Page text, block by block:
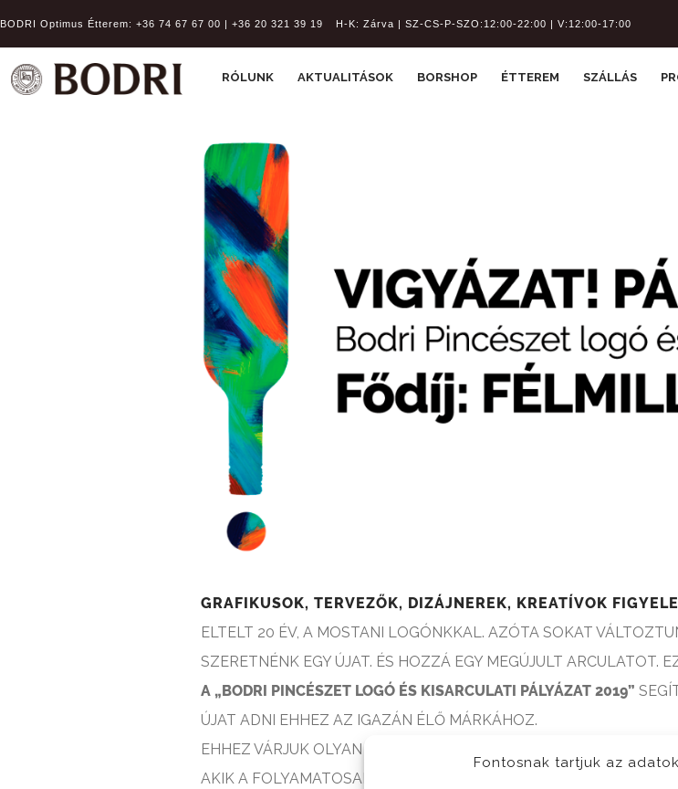
Fontosnak tartjuk az
BODRI Optimus Étterem: +36 74 67 67 00 | +36 20 321 39 19 H-K: Zárva | SZ-CS-P-SZO:12:00-22:00 | V:12:00-17:00
RÓLUNK AKTUALITÁSOK BORSHOP ÉTTEREM SZÁLLÁS
GRAFIKUSOK, TERVEZŐK, DIZÁJNEREK, KREATÍVOK
ELTELT 20 ÉV, A MOSTANI LOGÓNKKAL. AZÓTA SOKAT
SZERETNÉNK EGY ÚJAT. ÉS HOZZÁ EGY MEGÚJULT ARCULATOT.
A „BODRI PINCÉSZET LOGÓ ÉS KISARCULATI PÁLYÁZAT 2019”
ÚJAT ADNI EHHEZ AZ IGAZÁN ÉLŐ MÁRKÁHOZ.
EHHEZ VÁRJUK OLYAN LELKES DESIGNEREK, GRAFIKUSOK,
AKIK A FOLYAMATOSAN FEJLŐDŐ MÁRKÁNK HANGULATÁT